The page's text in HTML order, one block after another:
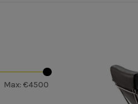
Max: €4500